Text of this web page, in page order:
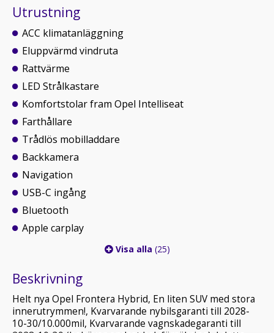
Utrustning
ACC klimatanläggning
Eluppvärmd vindruta
Rattvärme
LED Strålkastare
Komfortstolar fram Opel Intelliseat
Farthållare
Trådlös mobilladdare
Backkamera
Navigation
USB-C ingång
Bluetooth
Apple carplay
Visa alla (25)
Beskrivning
Helt nya Opel Frontera Hybrid, En liten SUV med stora
innerutrymmen!, Kvarvarande nybilsgaranti till 2028-
10-30/10.000mil, Kvarvarande vagnskadegaranti till